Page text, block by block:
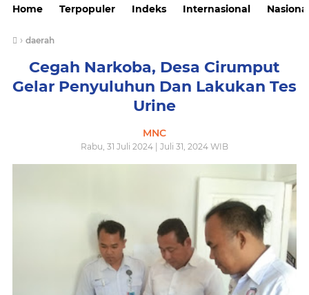
Home Terpopuler Indeks Internasional
› daerah
Cegah Narkoba, Desa Cirumput
Gelar Penyuluhun Dan Lakukan Tes
Urine
MNC
Rabu, 31 Juli 2024 | Juli 31, 2024 WIB